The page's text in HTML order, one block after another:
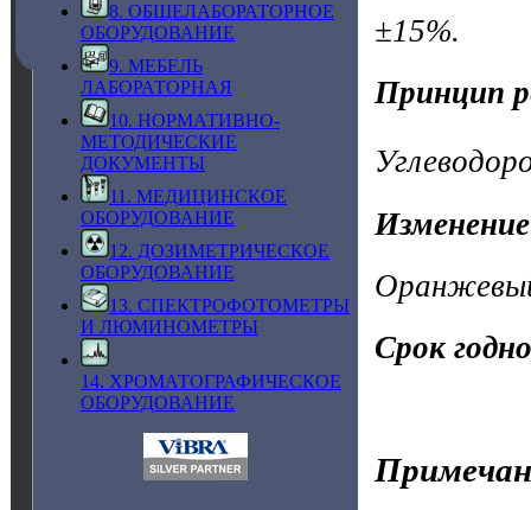
8. ОБЩЕЛАБОРАТОРНОЕ
ОБОРУДОВАНИЕ
9. МЕБЕЛЬ
ЛАБОРАТОРНАЯ
10. НОРМАТИВНО-
МЕТОДИЧЕСКИЕ
ДОКУМЕНТЫ
11. МЕДИЦИНСКОЕ
ОБОРУДОВАНИЕ
12. ДОЗИМЕТРИЧЕСКОЕ
ОБОРУДОВАНИЕ
13. СПЕКТРОФОТОМЕТРЫ
И ЛЮМИНОМЕТРЫ
14. ХРОМАТОГРАФИЧЕСКОЕ
ОБОРУДОВАНИЕ
±15%.
Принцип
Срок